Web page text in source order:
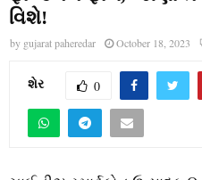
વિશે!
by gujarat paheredar October 18, 2023
શેર 0